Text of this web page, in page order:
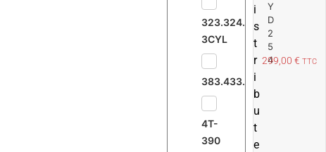
323.324.326.MANITOU
3CYL
383.433.533
4T-
390
i
s
t
r
i
b
u
t
e
Y
D
2
5
4
299,00 € TTC